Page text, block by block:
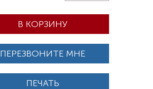
В КОРЗИНУ
ПЕРЕЗВОНИТЕ МНЕ
ПЕЧАТЬ